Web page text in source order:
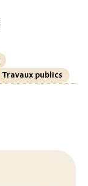
Travaux publics